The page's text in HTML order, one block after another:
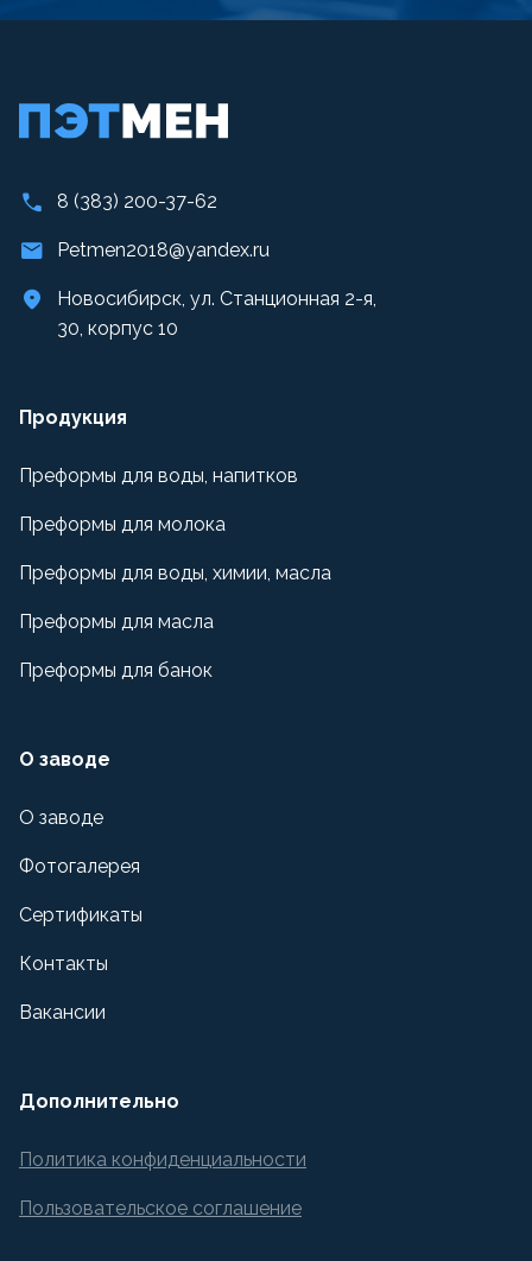
8 (383) 200-37-62
Petmen2018@yandex.ru
Новосибирск, ул. Станционная 2-я,
30, корпус 10
Продукция
Преформы для воды, напитков
Преформы для молока
Преформы для воды, химии, масла
Преформы для масла
Преформы для банок
О заводе
О заводе
Фотогалерея
Сертификаты
Контакты
Вакансии
Дополнительно
Политика конфиденциальности
Пользовательское соглашение